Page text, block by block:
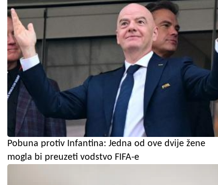
Pobuna protiv Infantina: Jedna od ove dvije žene
mogla bi preuzeti vodstvo FIFA-e